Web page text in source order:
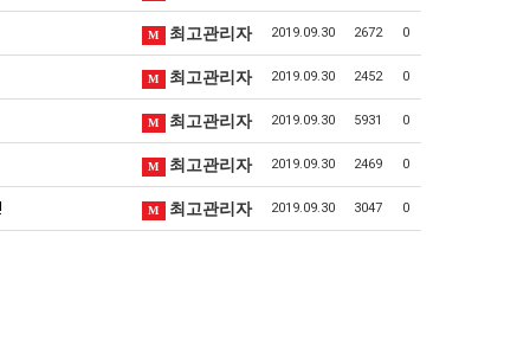
M 최고관리자 2019.09.30 2672 0
M 최고관리자 2019.09.30 2452 0
M 최고관리자 2019.09.30 5931 0
M 최고관리자 2019.09.30 2469 0
M 최고관리자 2019.09.30 3047 0